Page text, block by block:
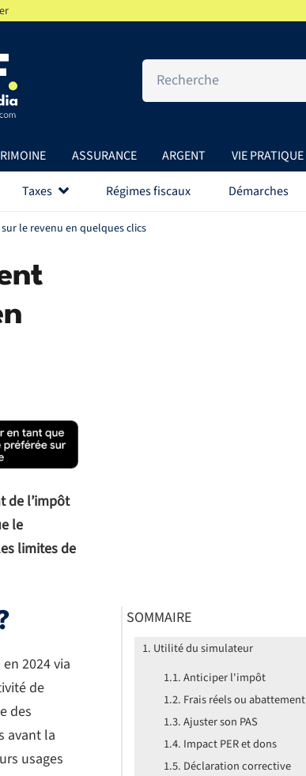
ASSURANCE ARGENT VIE PRATIQUE
Taxes Régimes fiscaux Démarches
le revenu en quelques clics
de l’impôt
le
limites de
2024 via
de
des
avant la
usages
SOMMAIRE
Utilité du simulateur
Anticiper l'impôt
Frais réels ou abattement
Ajuster son PAS
Impact PER et dons
Déclaration corrective